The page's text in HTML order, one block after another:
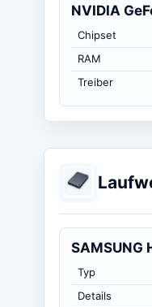
NVIDIA
Chipset
RAM
Treiber
SAMSUNG
Typ
Details